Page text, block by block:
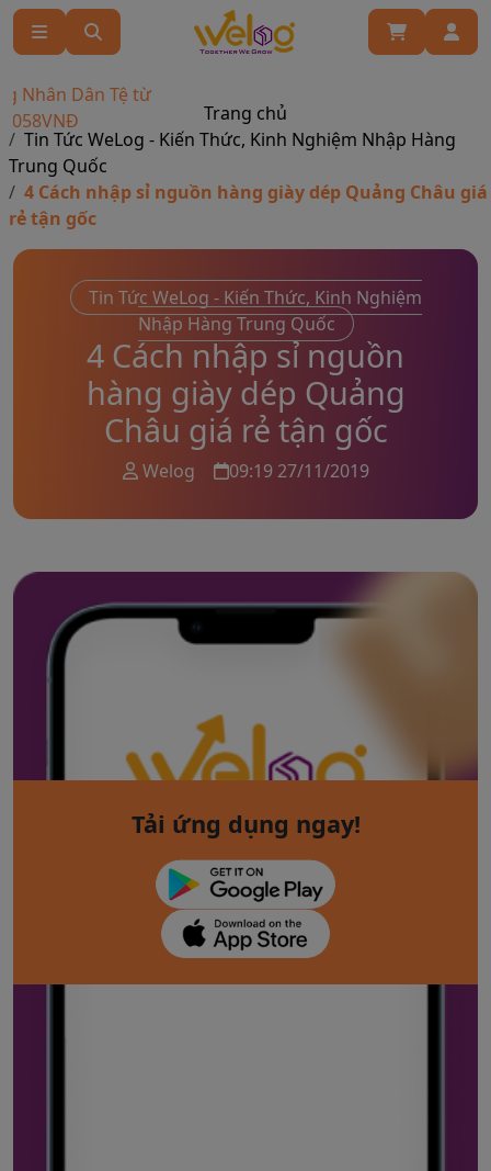
Dân Tệ từ
Trang chủ
Tin Tức WeLog - Kiến Thức, Kinh Nghiệm Nhập Hàng
Trung Quốc
4 Cách nhập sỉ nguồn hàng giày dép Quảng Châu giá
rẻ tận gốc
Tin Tức WeLog - Kiến Thức, Kinh Nghiệm
Nhập Hàng Trung Quốc
4 Cách nhập sỉ nguồn
hàng giày dép Quảng
Châu giá rẻ tận gốc
Welog 09:19 27/11/2019
Tải ứng dụng ngay!